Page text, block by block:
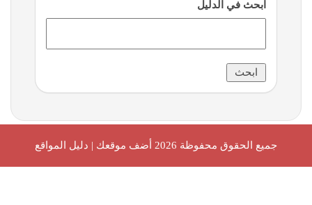
ابحث في الدليل
جميع الحقوق محفوظة 2026 أضف موقعك | دليل المواقع